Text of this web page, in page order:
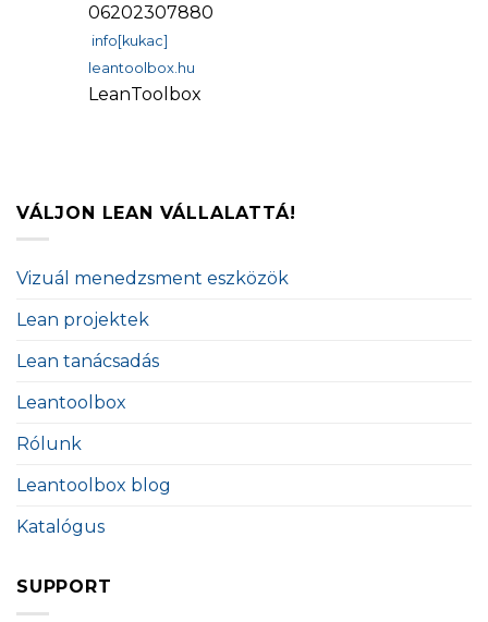
06202307880
info[kukac]
leantoolbox.hu
LeanToolbox
VÁLJON LEAN VÁLLALATTÁ!
Vizuál menedzsment eszközök
Lean projektek
Lean tanácsadás
Leantoolbox
Rólunk
Leantoolbox blog
Katalógus
SUPPORT